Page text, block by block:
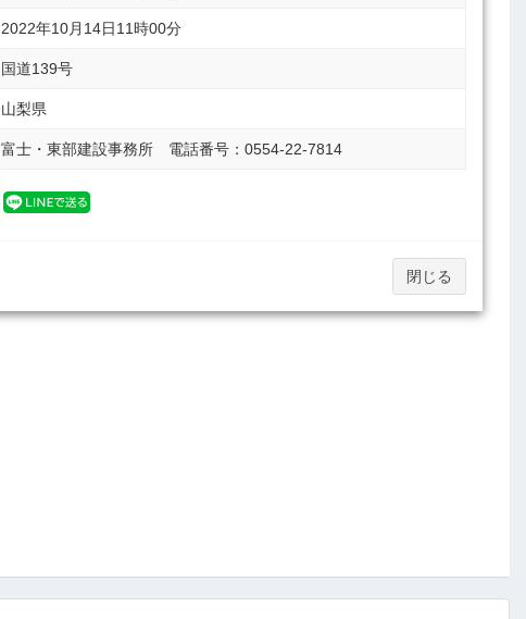
2022年10月14日11時00分
国道139号
山梨県
富士・東部建設事務所 電話番号：0554-22-7814
閉じる